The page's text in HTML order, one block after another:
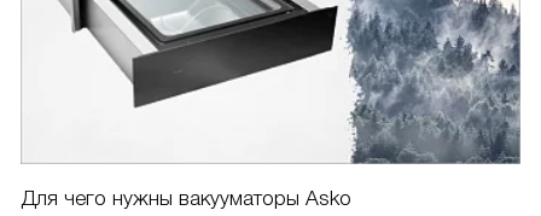
Для чего нужны вакууматоры Asko